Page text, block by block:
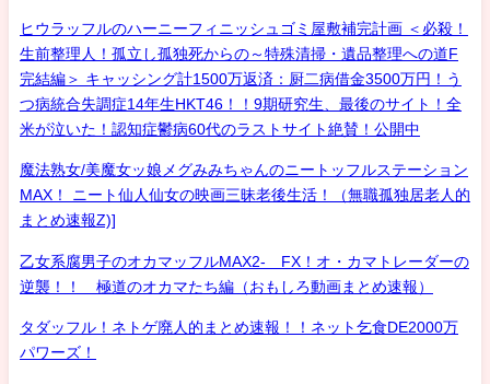
ヒウラッフルのハーニーフィニッシュゴミ屋敷補完計画 ＜必殺！
生前整理人！孤立し孤独死からの～特殊清掃・遺品整理への道F
完結編＞ キャッシング計1500万返済：厨二病借金3500万円！う
つ病統合失調症14年生HKT46！！9期研究生、最後のサイト！全
米が泣いた！認知症鬱病60代のラストサイト絶賛！公開中
魔法熟女/美魔女ッ娘メグみみちゃんのニートッフルステーション
MAX！ ニート仙人仙女の映画三昧老後生活！（無職孤独居老人的
まとめ速報Z)]
乙女系腐男子のオカマッフルMAX2- FX！オ・カマトレーダーの
逆襲！！ 極道のオカマたち編（おもしろ動画まとめ速報）
タダッフル！ネトゲ廃人的まとめ速報！！ネット乞食DE2000万
パワーズ！